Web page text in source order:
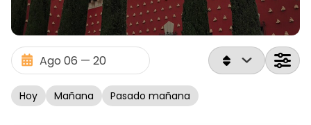
Hoy Mañana Pasado mañana